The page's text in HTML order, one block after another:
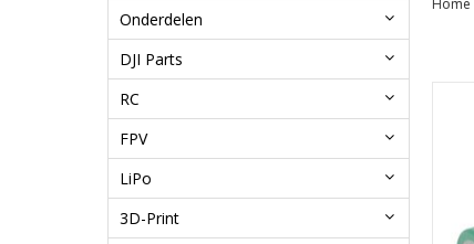
Onderdelen
DJI Parts
RC
FPV
LiPo
3D-Print
Home